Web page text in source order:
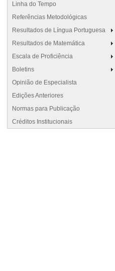
Linha do Tempo
Referências Metodológicas
Resultados de Língua Portuguesa
Resultados de Matemática
Escala de Proficiência
Boletins
Opinião de Especialista
Edições Anteriores
Normas para Publicação
Créditos Institucionais